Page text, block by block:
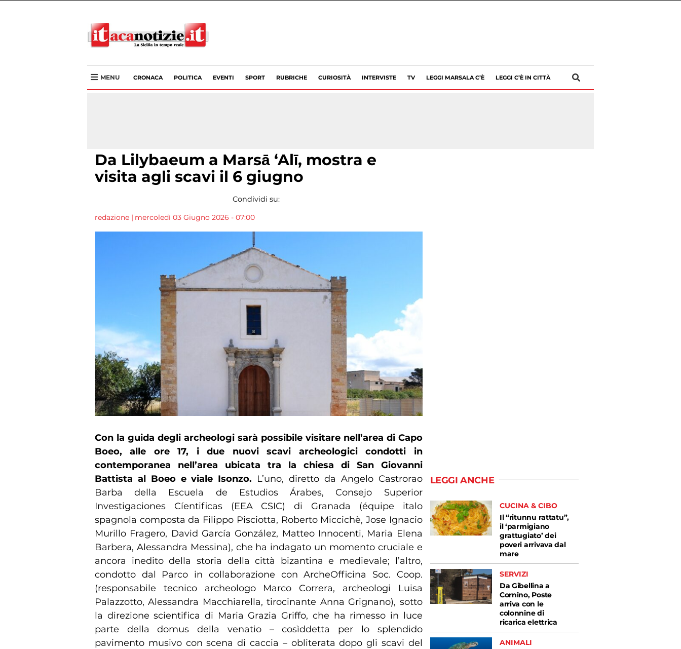
MENU CRONACA POLITICA EVENTI SPORT RUBRICHE CURIOSITÀ INTERVISTE TV LEGGI MARSALA C’È LEGGI C’È IN CITTÀ
Da Lilybaeum a Marsā ‘Alī, mostra e
visita agli scavi il 6 giugno
Condividi su:
redazione | mercoledì 03 Giugno 2026 - 07:00
Con la guida degli archeologi sarà possibile visitare nell’area di Capo
Boeo, alle ore 17, i due nuovi scavi archeologici condotti in
contemporanea nell’area ubicata tra la chiesa di San Giovanni
Battista al Boeo e viale Isonzo. L’uno, diretto da Angelo Castrorao
Barba della Escuela de Estudios Árabes, Consejo Superior
Investigaciones Cíentificas (EEA CSIC) di Granada (équipe italo
spagnola composta da Filippo Pisciotta, Roberto Miccichè, Jose Ignacio
Murillo Fragero, David García González, Matteo Innocenti, Maria Elena
Barbera, Alessandra Messina), che ha indagato un momento cruciale e
ancora inedito della storia della città bizantina e medievale; l’altro,
condotto dal Parco in collaborazione con ArcheOfficina Soc. Coop.
(responsabile tecnico archeologo Marco Correra, archeologi Luisa
Palazzotto, Alessandra Macchiarella, tirocinante Anna Grignano), sotto
la direzione scientifica di Maria Grazia Griffo, che ha rimesso in luce
parte della domus della venatio – cosìddetta per lo splendido
pavimento musivo con scena di caccia – obliterata dopo gli scavi del
LEGGI ANCHE
CUCINA & CIBO
Il “ritunnu rattatu”,
il ‘parmigiano
grattugiato’ dei
poveri arrivava dal
mare
SERVIZI
Da Gibellina a
Cornino, Poste
arriva con le
colonnine di
ricarica elettrica
ANIMALI